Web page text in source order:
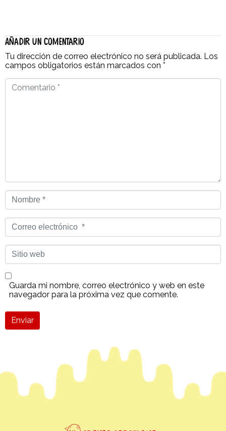
Añadir un comentario
Tu dirección de correo electrónico no será publicada. Los
campos obligatorios están marcados con *
Comentario
Nombre
Correo
electrónico
*
Sitio
web
Guarda mi nombre, correo electrónico y web en este
navegador para la próxima vez que comente.
Enviar